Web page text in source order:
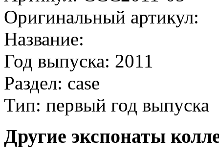
Оригинальный артикул:
Название:
Год выпуска: 2011
Раздел: case
Тип: первый год выпуска
Другие экспонаты